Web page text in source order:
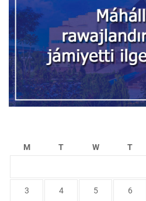
M T W T
3 4 5 6